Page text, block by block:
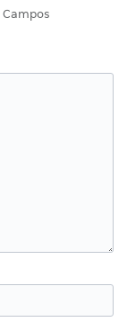
Campos